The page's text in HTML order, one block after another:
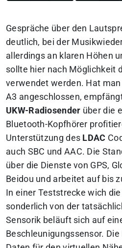
Gespräche über den
deutlich, bei der
allerdings an klaren Höhen
sollte hier nach Möglichkeit
verwendet werden. Hat
A3 angeschlossen,
UKW-Radiosender über die
Bluetooth-Kopfhörer
Unterstützung des LDAC
auch SBC und AAC. Die
über die Dienste von GPS,
Beidou und arbeitet auf bis
In einer Teststrecke wich
sonderlich von der
Sensorik beläuft sich auf
Beschleunigungssensor.